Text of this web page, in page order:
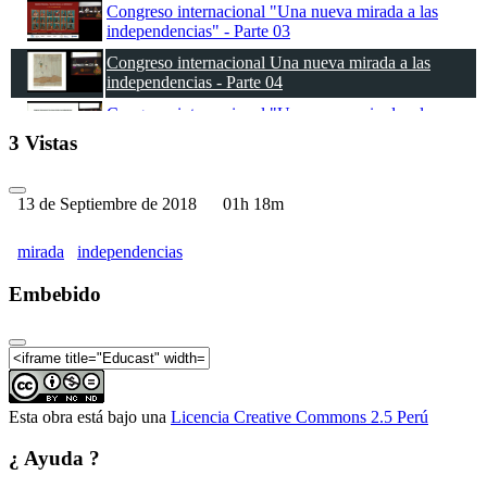
Congreso internacional "Una nueva mirada a las
independencias" - Parte 03
Congreso internacional Una nueva mirada a las
independencias - Parte 04
Congreso internacional "Una nueva mirada a las
Congreso internacional "Una nueva mirada a las
Congreso internacional "Una nueva mirada a las
3 Vistas
13 de Septiembre de 2018 01h 18m
mirada independencias
Embebido
Esta obra está bajo una Licencia Creative Commons 2.5 Perú
¿ Ayuda ?